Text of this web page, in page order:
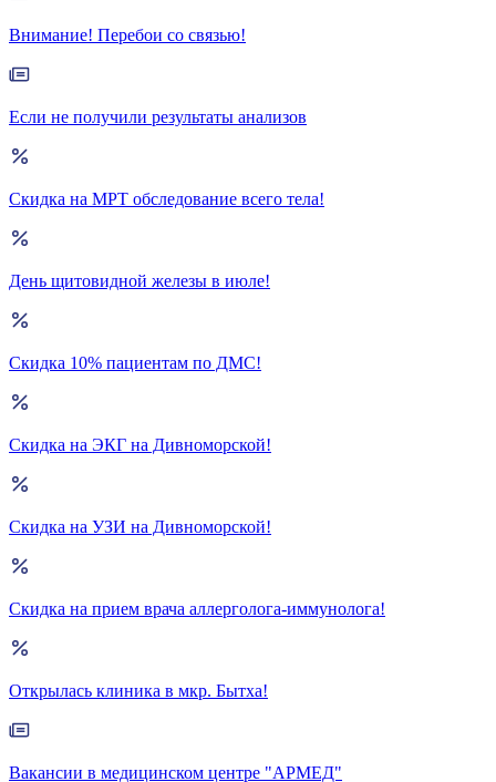
Внимание! Перебои со связью!
Если не получили результаты анализов
Скидка на МРТ обследование всего тела!
День щитовидной железы в июле!
Скидка 10% пациентам по ДМС!
Скидка на ЭКГ на Дивноморской!
Скидка на УЗИ на Дивноморской!
Скидка на прием врача аллерголога-иммунолога!
Открылась клиника в мкр. Бытха!
Вакансии в медицинском центре "АРМЕД"